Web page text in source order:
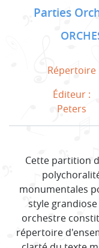
Parties
Répertoire
Éditeur :
Peters
Cette partition
monumentales
style
orchestre
répertoire